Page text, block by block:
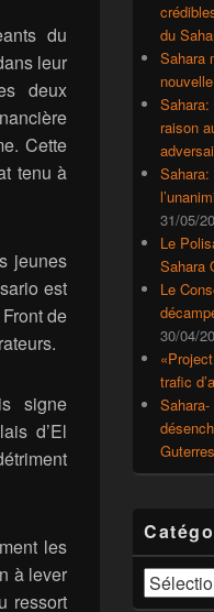
du
leur
deux
Cette
tenu à
jeunes
est
de
signe
d’El
les
à lever
ressort
du
Sahara
raison
31/05/
Le
Sahara
Le
30/04/
trafic
Guterres
Catégories